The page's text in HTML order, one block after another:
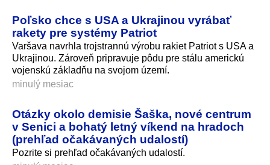
Poľsko chce s USA a Ukrajinou vyrábať
rakety pre systémy Patriot
Varšava navrhla trojstrannú výrobu rakiet Patriot s USA a
Ukrajinou. Zároveň pripravuje pôdu pre stálu americkú
vojenskú základňu na svojom území.
minulý mesiac
Otázky okolo demisie Šaška, nové centrum
v Senici a bohatý letný víkend na hradoch
(prehľad očakávaných udalostí)
Pozrite si prehľad očakávaných udalostí.